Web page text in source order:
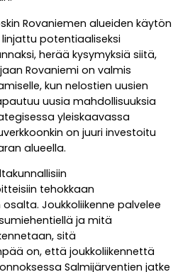
Rovaniemen alueiden käytön
potentiaaliseksi
herää kysymyksiä siitä,
Rovaniemi on valmis
kun nelostien uusien
uusia mahdollisuuksia
yleiskaavassa
on juuri investoitu
alueella.
tehokkaan
Joukkoliikenne palvelee
ja mitä
sitä
on, että joukkoliikennettä
Salmijärventien jatke